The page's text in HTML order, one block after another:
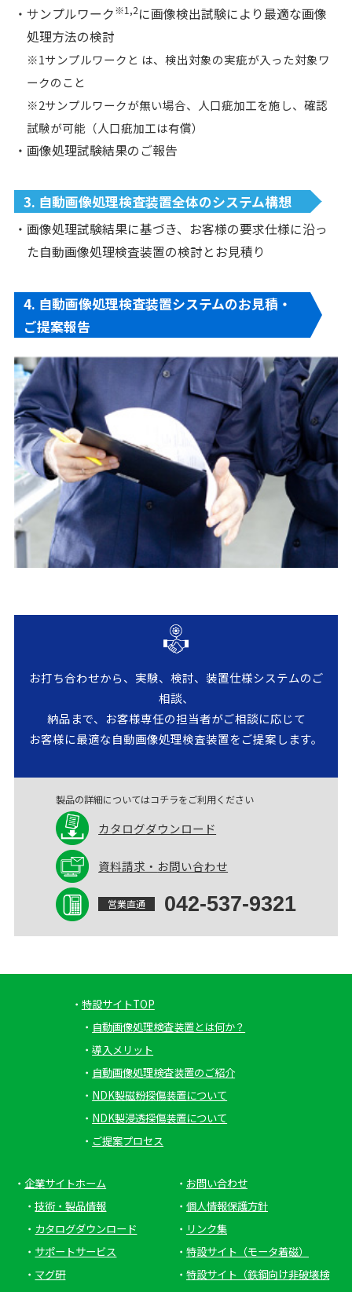
・サンプルワーク※1,2に画像検出試験により最適な画像
処理方法の検討
※1サンプルワークと は、検出対象の実疵が入った対象ワ
ークのこと
※2サンプルワークが無い場合、人口疵加工を施し、確認
試験が可能（人口疵加工は有償）
・画像処理試験結果のご報告
3. 自動画像処理検査装置全体のシステム構想
・画像処理試験結果に基づき、お客様の要求仕様に沿っ
た自動画像処理検査装置の検討とお見積り
4. 自動画像処理検査装置システムのお見積・
ご提案報告
お打ち合わせから、実験、検討、装置仕様システムのご
相談、
納品まで、お客様専任の担当者がご相談に応じて
お客様に最適な自動画像処理検査装置をご提案します。
製品の詳細についてはコチラをご利用ください
カタログダウンロード
資料請求・ お問い合わせ
営業直通 042-537-9321
・ 特設サイトTOP
・ 自動画像処理検査装置とは何か？
・導入メリット
・ 自動画像処理検査装置のご紹介
・ NDK製磁粉探傷装置について
・ NDK製浸透探傷装置について
・ ご提案プロセス
・ 企業サイトホーム
・技術・製品情報
・ カタログダウンロード
・ サポートサービス
・ マグ研
・ お問い合わせ
・ 個人情報保護方針
・ リンク集
・ 特設サイト（モータ着磁）
・ 特設サイト（鉄鋼向け非破壊検